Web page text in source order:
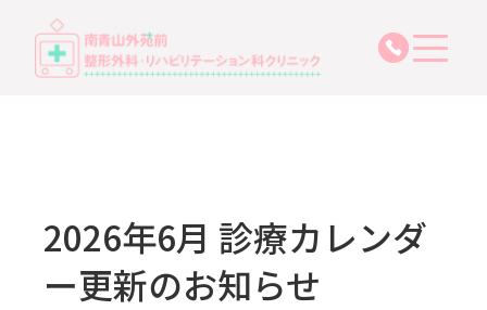
03-6271-
2026年6月 診療カレンダ
ー更新のお知らせ